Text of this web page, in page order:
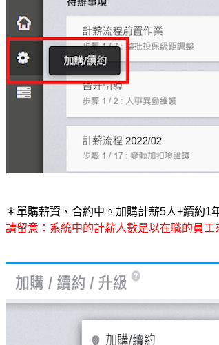
＊單購薪資、合約中。加購計薪5人+續約
請留意：系統中的計薪人數是以在職的員工